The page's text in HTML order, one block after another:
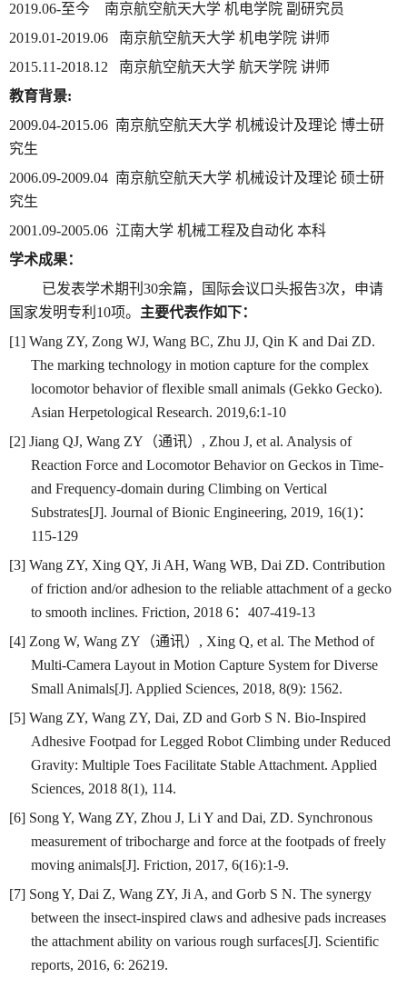
2019.06-至今 南京航空航天大学 机电学院 副研究员
2019.01-2019.06 南京航空航天大学 机电学院 讲师
2015.11-2018.12 南京航空航天大学 航天学院 讲师
教育背景:
2009.04-2015.06 南京航空航天大学 机械设计及理论 博士研
究生
2006.09-2009.04 南京航空航天大学 机械设计及理论 硕士研
究生
2001.09-2005.06 江南大学 机械工程及自动化 本科
学术成果：
已发表学术期刊30余篇，国际会议口头报告3次，申请
国家发明专利 10项。 主要代表作如下：
[1] Wang ZY, Zong WJ, Wang BC, Zhu JJ, Qin K and Dai ZD.
The marking technology in motion capture for the complex
locomotor behavior of flexible small animals (Gekko Gecko).
Asian Herpetological Research. 2019,6:1-10
[2] Jiang QJ, Wang ZY （通讯） , Zhou J, et al. Analysis of
Reaction Force and Locomotor Behavior on Geckos in Time-
and Frequency-domain during Climbing on Vertical
Substrates[J]. Journal of Bionic Engineering, 2019, 16(1)：
115-129
[3] Wang ZY, Xing QY, Ji AH, Wang WB, Dai ZD. Contribution
of friction and/or adhesion to the reliable attachment of a gecko
to smooth inclines. Friction, 2018 6：407-419-13
[4] Zong W, Wang ZY （通讯） , Xing Q, et al. The Method of
Multi-Camera Layout in Motion Capture System for Diverse
Small Animals[J]. Applied Sciences, 2018, 8(9): 1562.
[5] Wang ZY, Wang ZY, Dai, ZD and Gorb S N. Bio-Inspired
Adhesive Footpad for Legged Robot Climbing under Reduced
Gravity: Multiple Toes Facilitate Stable Attachment. Applied
Sciences, 2018 8(1), 114.
[6] Song Y, Wang ZY, Zhou J, Li Y and Dai, ZD. Synchronous
measurement of tribocharge and force at the footpads of freely
moving animals[J]. Friction, 2017, 6(16):1-9.
[7] Song Y, Dai Z, Wang ZY, Ji A, and Gorb S N. The synergy
between the insect-inspired claws and adhesive pads increases
the attachment ability on various rough surfaces[J]. Scientific
reports, 2016, 6: 26219.